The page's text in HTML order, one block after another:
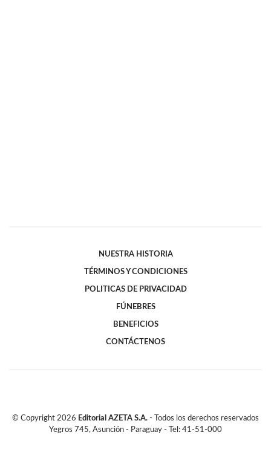
NUESTRA HISTORIA
TÉRMINOS Y CONDICIONES
POLITICAS DE PRIVACIDAD
FÚNEBRES
BENEFICIOS
CONTÁCTENOS
© Copyright 2026 Editorial AZETA S.A. - Todos los derechos reservados
Yegros 745, Asunción - Paraguay - Tel: 41-51-000